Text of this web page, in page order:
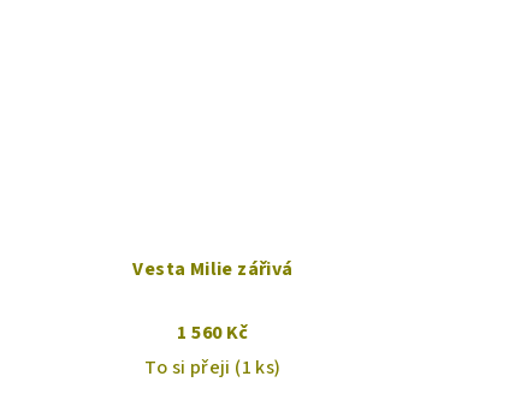
Vesta Milie zářivá
1 560 Kč
To si přeji (1 ks)